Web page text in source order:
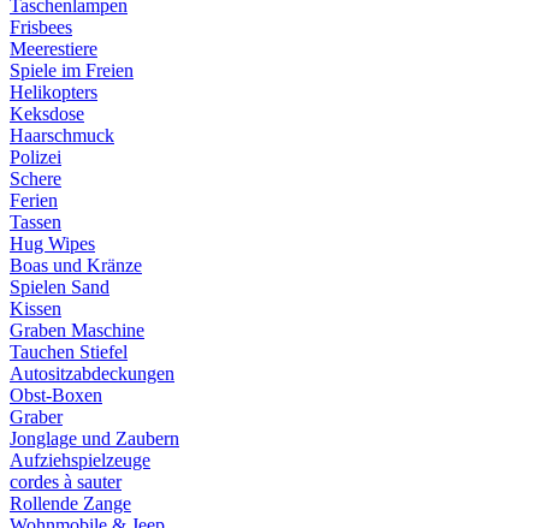
Taschenlampen
Frisbees
Meerestiere
Spiele im Freien
Helikopters
Keksdose
Haarschmuck
Polizei
Schere
Ferien
Tassen
Hug Wipes
Boas und Kränze
Spielen Sand
Kissen
Graben Maschine
Tauchen Stiefel
Autositzabdeckungen
Obst-Boxen
Graber
Jonglage und Zaubern
Aufziehspielzeuge
cordes à sauter
Rollende Zange